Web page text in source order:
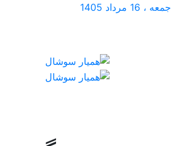
جمعه ، 16 مرداد 1405